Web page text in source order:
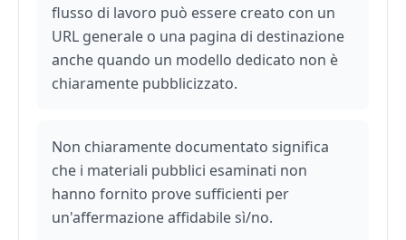
flusso di lavoro può essere creato con un
URL generale o una pagina di destinazione
anche quando un modello dedicato non è
chiaramente pubblicizzato.
Non chiaramente documentato significa
che i materiali pubblici esaminati non
hanno fornito prove sufficienti per
un'affermazione affidabile sì/no.